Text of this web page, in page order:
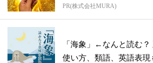
方...
PR(株式会社MURA)
「海象」←なんと読む？
使い方、類語、英語表現